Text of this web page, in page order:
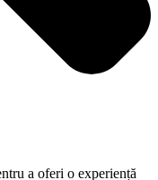
a oferi o experiență